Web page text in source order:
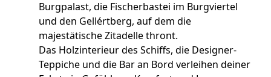
Burgpalast, die Fischerbastei im Burgviertel
und den Gellértberg, auf dem die
majestätische Zitadelle thront.
Das Holzinterieur des Schiffs, die Designer-
Teppiche und die Bar an Bord verleihen deiner